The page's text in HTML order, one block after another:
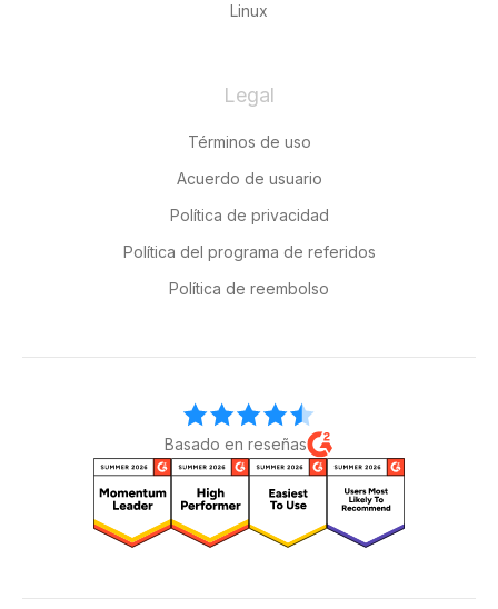
Linux
Legal
Términos de uso
Acuerdo de usuario
Política de privacidad
Política del programa de referidos
Política de reembolso
Basado en reseñas